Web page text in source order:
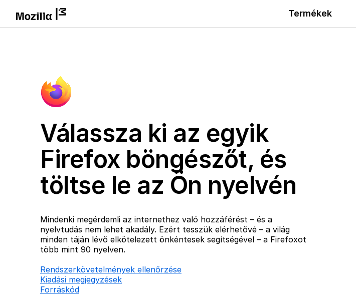
Termékek
Válassza ki az egyik
Firefox böngészőt, és
töltse le az Ön nyelvén
Mindenki megérdemli az internethez való hozzáférést – és a
nyelvtudás nem lehet akadály. Ezért tesszük elérhetővé – a világ
minden táján lévő elkötelezett önkéntesek segítségével – a Firefoxot
több mint 90 nyelven.
Rendszerkövetelmények ellenőrzése
Kiadási megjegyzések
Forráskód